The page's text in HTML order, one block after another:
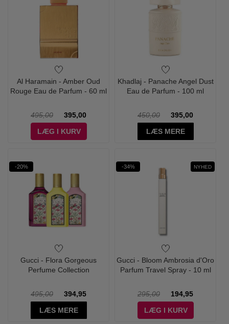
Al Haramain - Amber Oud
Rouge Eau de Parfum - 60 ml
495,00
395,00
LÆG I KURV
Khadlaj - Panache Angel Dust
Eau de Parfum - 100 ml
450,00
395,00
LÆS MERE
-20%
Gucci - Flora Gorgeous
Perfume Collection
495,00
394,95
LÆS MERE
-34% NYHED
Gucci - Bloom Ambrosia d'Oro
Parfum Travel Spray - 10 ml
295,00
194,95
LÆG I KURV